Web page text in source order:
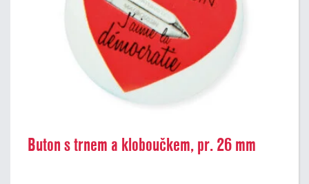
Buton s trnem a kloboučkem, pr. 26 mm